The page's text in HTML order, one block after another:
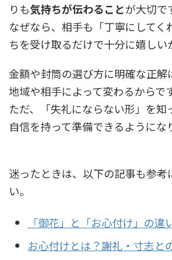
りも気持ちが伝わることが大切で
なぜなら、相手も「丁寧にしてく
ちを受け取るだけで十分に嬉しい
金額や封筒の選び方に明確な正解
地域や相手によって変わるからです
ただ、「失礼にならない形」を知
自信を持って準備できるようにな
迷ったときは、以下の記事も参考
い。
「御花」と「お心付け」の違
お心付けとは？謝礼・寸志と